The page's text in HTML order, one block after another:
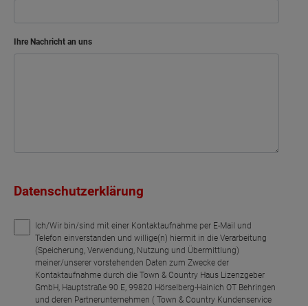
Kind
Ihre Nachricht an uns
Datenschutzerklärung
Ich/Wir bin/sind mit einer Kontaktaufnahme per E-Mail und
Telefon einverstanden und willige(n) hiermit in die Verarbeitung
(Speicherung, Verwendung, Nutzung und Übermittlung)
meiner/unserer vorstehenden Daten zum Zwecke der
Kontaktaufnahme durch die Town & Country Haus Lizenzgeber
GmbH, Hauptstraße 90 E, 99820 Hörselberg-Hainich OT Behringen
und deren Partnerunternehmen ( Town & Country Kundenservice